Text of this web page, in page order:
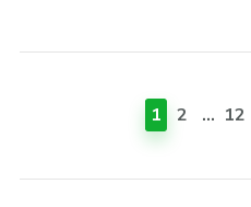
entradas
PAGE
1 PAGE
2 … 12